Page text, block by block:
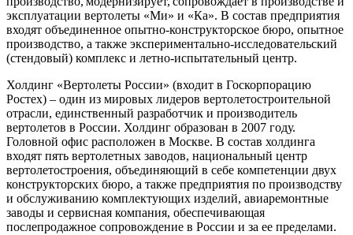
эксплуатации вертолеты «Ми» и «Ка». В состав предприятия
входят объединенное опытно-конструкторское бюро, опытное
производство, а также экспериментально-исследовательский
(стендовый) комплекс и летно-испытательный центр.
Холдинг «Вертолеты России» (входит в Госкорпорацию
Ростех) – один из мировых лидеров вертолетостроительной
отрасли, единственный разработчик и производитель
вертолетов в России. Холдинг образован в 2007 году.
Головной офис расположен в Москве. В состав холдинга
входят пять вертолетных заводов, национальный центр
вертолетостроения, объединяющий в себе компетенции двух
конструкторских бюро, а также предприятия по производству
и обслуживанию комплектующих изделий, авиаремонтные
заводы и сервисная компания, обеспечивающая
послепродажное сопровождение в России и за ее пределами.